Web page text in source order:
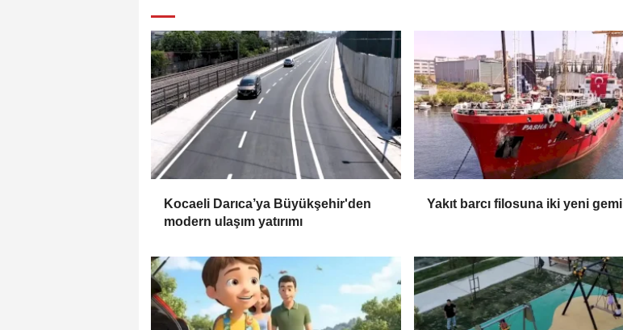
Kocaeli Darıca’ya Büyükşehir'den
modern ulaşım yatırımı
Yakıt barcı filosuna iki yeni gemi